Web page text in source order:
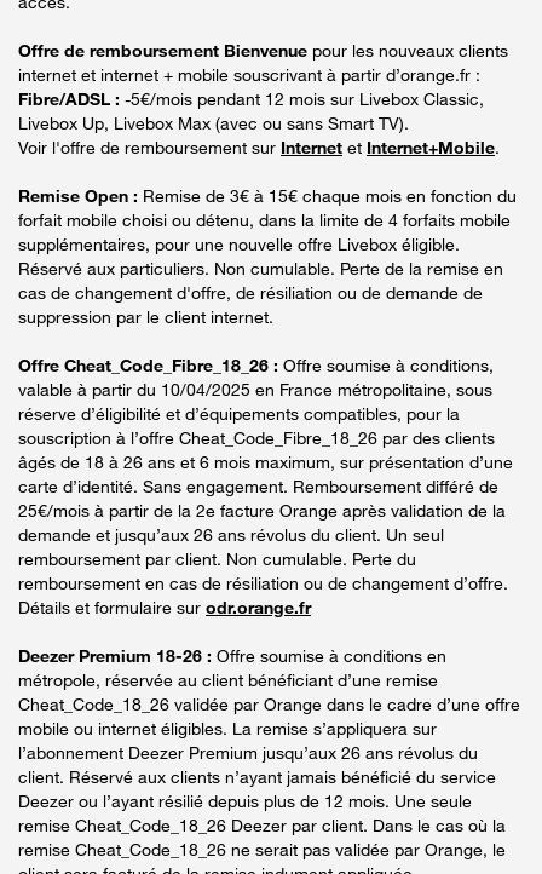
Offre de remboursement Bienvenue pour les nouveaux clients
internet et internet + mobile souscrivant à partir d’orange.fr :
Fibre/ADSL : -5€/mois pendant 12 mois sur Livebox Classic,
Livebox Up, Livebox Max (avec ou sans Smart TV).
Voir l'offre de remboursement sur Internet et Internet+Mobile.
Remise Open : Remise de 3€ à 15€ chaque mois en fonction du
forfait mobile choisi ou détenu, dans la limite de 4 forfaits mobile
supplémentaires, pour une nouvelle offre Livebox éligible.
Réservé aux particuliers. Non cumulable. Perte de la remise en
cas de changement d'offre, de résiliation ou de demande de
suppression par le client internet.
Offre Cheat_Code_Fibre_18_26 : Offre soumise à conditions,
valable à partir du 10/04/2025 en France métropolitaine, sous
réserve d’éligibilité et d’équipements compatibles, pour la
souscription à l’offre Cheat_Code_Fibre_18_26 par des clients
âgés de 18 à 26 ans et 6 mois maximum, sur présentation d’une
carte d’identité. Sans engagement. Remboursement différé de
25€/mois à partir de la 2e facture Orange après validation de la
demande et jusqu’aux 26 ans révolus du client. Un seul
remboursement par client. Non cumulable. Perte du
remboursement en cas de résiliation ou de changement d’offre.
Détails et formulaire sur odr.orange.fr
Deezer Premium 18-26 : Offre soumise à conditions en
métropole, réservée au client bénéficiant d’une remise
Cheat_Code_18_26 validée par Orange dans le cadre d’une offre
mobile ou internet éligibles. La remise s’appliquera sur
l’abonnement Deezer Premium jusqu’aux 26 ans révolus du
client. Réservé aux clients n’ayant jamais bénéficié du service
Deezer ou l’ayant résilié depuis plus de 12 mois. Une seule
remise Cheat_Code_18_26 Deezer par client. Dans le cas où la
remise Cheat_Code_18_26 ne serait pas validée par Orange, le